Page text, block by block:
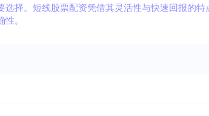
择。短线股票配资凭借其灵活性与快速回报的
。